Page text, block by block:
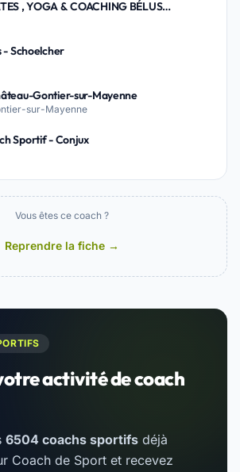
, YOGA & COACHING BÉLUS
- Belus
- Schoelcher
Gontier-sur-Mayenne
sur-Mayenne
Sportif - Conjux
Vous êtes ce coach ?
Reprendre la fiche →
activité de coach
6504 coachs sportifs déjà
Coach de Sport et recevez